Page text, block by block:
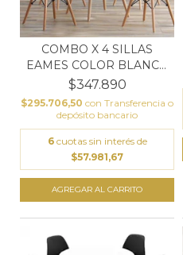
COMBO X 4 SILLAS
EAMES COLOR BLANCO
+ ME...
$347.890
$295.706,50 con Transferencia o
depósito bancario
6 cuotas sin interés de
$57.981,67